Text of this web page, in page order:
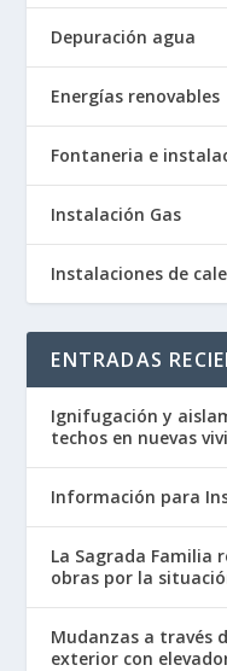
Depuración agua
Energías renovables
Fontaneria e
Instalación Gas
Instalaciones de
ENTRADAS
Ignifugación y
techos en nuevas
Información para
La Sagrada Familia
obras por la
Mudanzas a través
exterior con